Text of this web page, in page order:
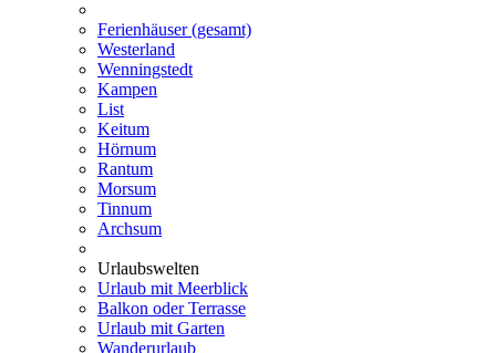
Ferienhäuser (gesamt)
Westerland
Wenningstedt
Kampen
List
Keitum
Hörnum
Rantum
Morsum
Tinnum
Archsum
Urlaubswelten
Urlaub mit Meerblick
Balkon oder Terrasse
Urlaub mit Garten
Wanderurlaub